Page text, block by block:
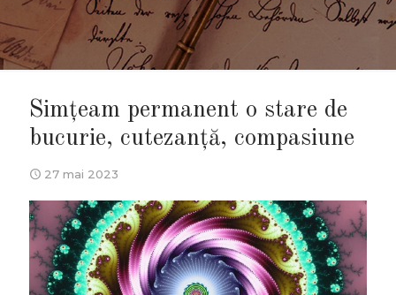
Simțeam permanent o stare de
bucurie, cutezanță, compasiune
27 mai 2023